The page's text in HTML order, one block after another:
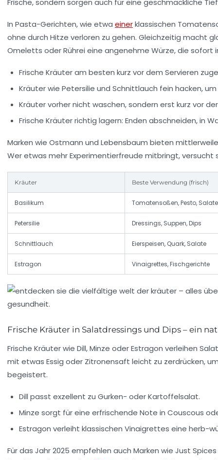
Frische, sondern sorgen auch für eine geschmackliche
In Pasta-Gerichten, wie etwa einerklassischen
ohne durch Hitze verloren zu gehen. Gleichzeitig macht
Omeletts oder Rührei eine angenehme Würze, die sofort
Frische Kräuter am besten kurz vor dem Servieren
Kräuter wie Petersilie und Schnittlauch fein hacken,
Kräuter vorher nicht waschen, sondern erst kurz vor
Frische Kräuter richtig lagern: Enden abschneiden, in
Marken wie Ostmann und Lebensbaum bieten
Wer etwas mehr Experimentierfreude mitbringt, versucht
Kräuter Beste Verwendung (frisch)
Basilikum Tomatensoßen, Pesto, Salate
Petersilie Dressings, Suppen, Dips
Schnittlauch Eierspeisen, Quark, Salate
Estragon Vinaigrettes, Fischgerichte
Frische Kräuter in Salatdressings und Dips – ein
Frische Kräuter wie Dill, Minze oder Estragon verleihen
mit etwas Essig oder Zitronensaft leicht zu zerdrücken,
begeistert.
Dill passt exzellent zu Gurken- oder Kartoffelsalat.
Minze sorgt für eine erfrischende Note in Couscous
Estragon verleiht klassischen Vinaigrettes eine herb-
Für das Jahr 2025 empfehlen auch Marken wie Just Spices